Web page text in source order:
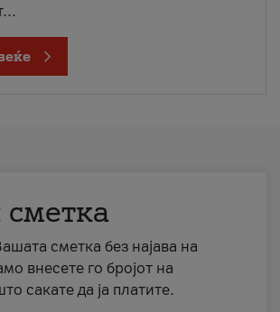
сметка
сметка без најава на
внесете го бројот на
сакате да ја платите.